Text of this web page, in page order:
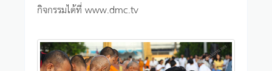
กิจกรรมได้ที่ www.dmc.tv